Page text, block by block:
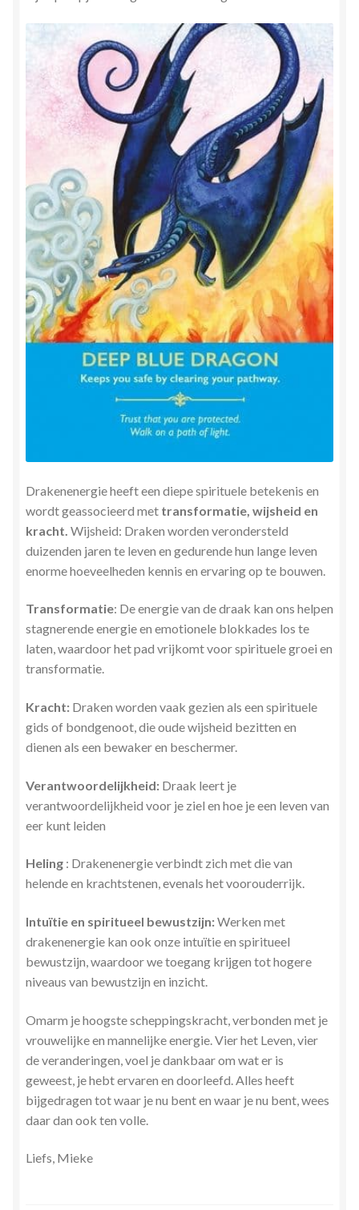
Drakenenergie heeft een diepe spirituele betekenis en
wordt geassocieerd met transformatie, wijsheid en
kracht. Wijsheid: Draken worden verondersteld
duizenden jaren te leven en gedurende hun lange leven
enorme hoeveelheden kennis en ervaring op te bouwen.
Transformatie: De energie van de draak kan ons helpen
stagnerende energie en emotionele blokkades los te
laten, waardoor het pad vrijkomt voor spirituele groei en
transformatie.
Kracht: Draken worden vaak gezien als een spirituele
gids of bondgenoot, die oude wijsheid bezitten en
dienen als een bewaker en beschermer.
Verantwoordelijkheid: Draak leert je
verantwoordelijkheid voor je ziel en hoe je een leven van
eer kunt leiden
Heling : Drakenenergie verbindt zich met die van
helende en krachtstenen, evenals het voorouderrijk.
Intuïtie en spiritueel bewustzijn:Werken met
drakenenergie kan ook onze intuïtie en spiritueel
bewustzijn, waardoor we toegang krijgen tot hogere
niveaus van bewustzijn en inzicht.
Omarm je hoogste scheppingskracht, verbonden met je
vrouwelijke en mannelijke energie. Vier het Leven, vier
de veranderingen, voel je dankbaar om wat er is
geweest, je hebt ervaren en doorleefd. Alles heeft
bijgedragen tot waar je nu bent en waar je nu bent, wees
daar dan ook ten volle.
Liefs, Mieke